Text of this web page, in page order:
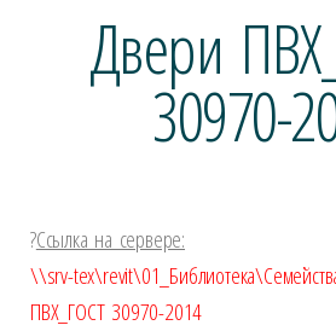
Двери
30970-
?️Ссылка на сервере:
\\srv-
ПВХ_ГОСТ 30970-2014